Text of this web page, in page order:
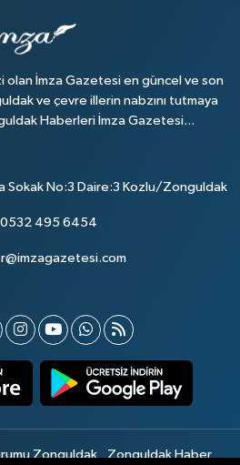
olan İmza Gazetesi en güncel ve son
ve çevre illerin nabzını tutmaya
Haberleri İmza Gazetesi...
Sokak No:3 Daire:3 Kozlu/Zonguldak
0532 495 6454
Zonguldak Zonguldak Haber